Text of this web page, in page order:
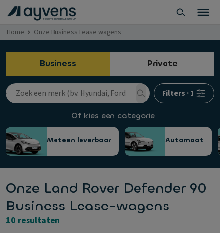
Home Onze Business Lease wagens
Business Private
Filters ·1
Of kies een categorie
Meteen leverbaar Automaat
Onze Land Rover Defender 90
Business Lease-wagens
10 resultaten